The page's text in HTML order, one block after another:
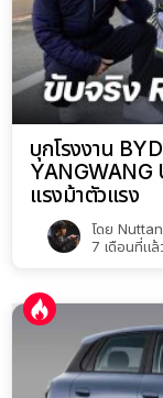
บุกโรงงาน
YANGWANG
แรงม้าตัวแรง
โดย
7 เดือนที่แล้